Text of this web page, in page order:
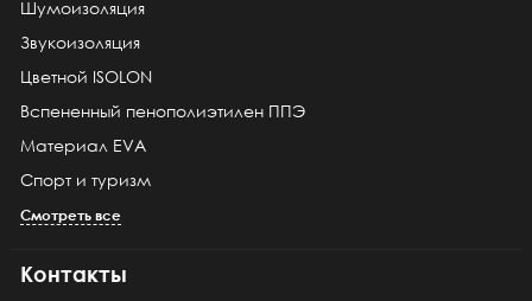
Шумоизоляция
Звукоизоляция
Цветной ISOLON
Вспененный пенополиэтилен ППЭ
Материал EVA
Спорт и туризм
Смотреть все
Контакты